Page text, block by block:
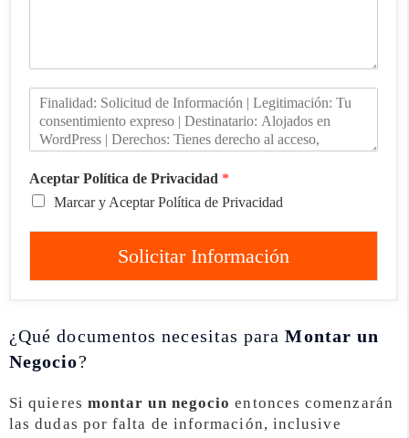
Aceptar Política de Privacidad *
Marcar y Aceptar Política de Privacidad
Solicitar Información
¿Qué documentos necesitas paraMontar un
Negocio?
Si quieres montar un negocio entonces comenzarán
las dudas por falta de información, inclusive